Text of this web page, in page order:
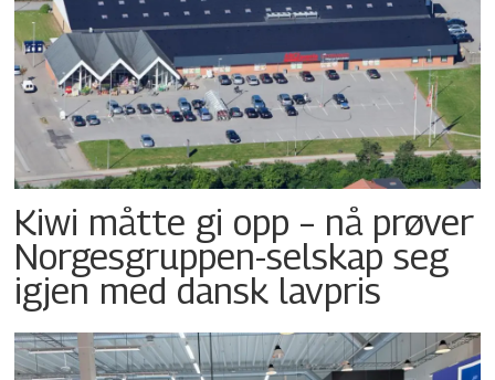
Kiwi måtte gi opp – nå prøver
Norgesgruppen-selskap seg
igjen med dansk lavpris